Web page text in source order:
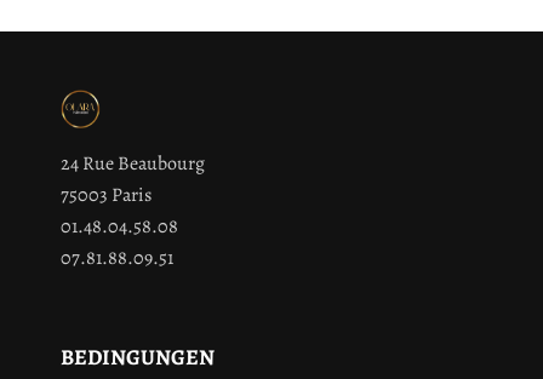
24 Rue Beaubourg
75003 Paris
01.48.04.58.08
07.81.88.09.51
BEDINGUNGEN